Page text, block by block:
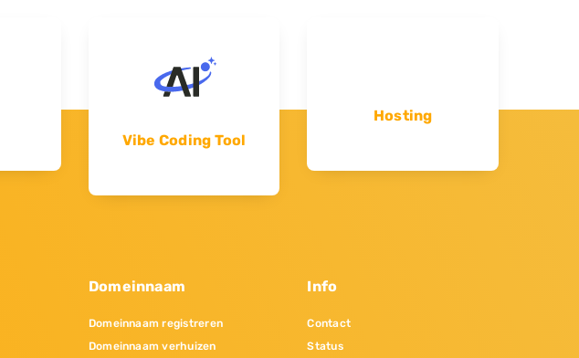
Vibe Coding Tool
Hosting
Domeinnaam
Domeinnaam registreren
Domeinnaam verhuizen
Info
Contact
Status